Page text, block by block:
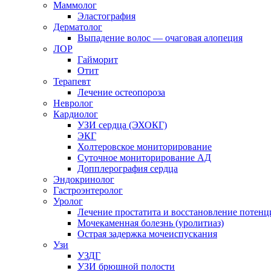
Маммолог
Эластография
Дерматолог
Выпадение волос — очаговая алопеция
ЛОР
Гайморит
Отит
Терапевт
Лечение остеопороза
Невролог
Кардиолог
УЗИ сердца (ЭХОКГ)
ЭКГ
Холтеровское мониторирование
Суточное мониторирование АД
Допплерография сердца
Эндокринолог
Гастроэнтеролог
Уролог
Лечение простатита и восстановление
Мочекаменная болезнь (уролитиаз)
Острая задержка мочеиспускания
Узи
УЗДГ
УЗИ брюшной полости